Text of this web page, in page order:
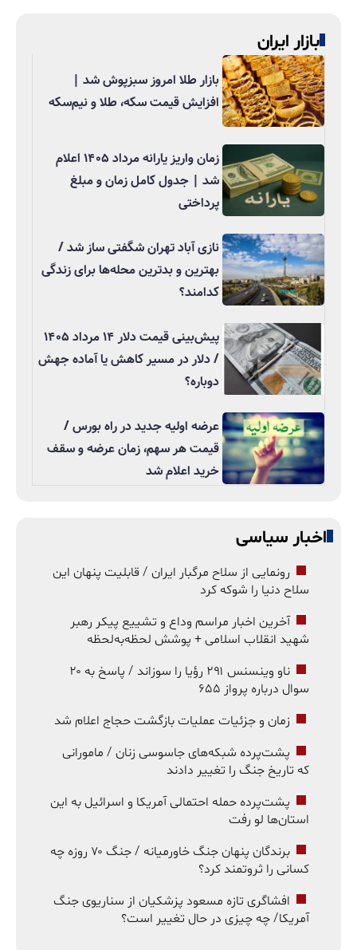
بازار ایران
بازار طلا امروز سبزپوش شد |
افزایش قیمت سکه، طلا و نیم‌سکه
زمان واریز یارانه مرداد ۱۴۰۵ اعلام
شد | جدول کامل زمان و مبلغ
پرداختی
نازی آباد تهران شگفتی ساز شد /
بهترین و بدترین محله‌ها برای زندگی
کدامند؟
پیش‌بینی قیمت دلار ۱۴ مرداد ۱۴۰۵
/ دلار در مسیر کاهش یا آماده جهش
دوباره؟
عرضه اولیه جدید در راه بورس /
قیمت هر سهم، زمان عرضه و سقف
خرید اعلام شد
اخبار سیاسی
رونمایی از سلاح مرگبار ایران / قابلیت پنهان این
سلاح دنیا را شوکه کرد
آخرین اخبار مراسم وداع و تشییع پیکر رهبر
شهید انقلاب اسلامی + پوشش لحظه‌به‌لحظه
ناو وینسنس ۲۹۱ رؤیا را سوزاند / پاسخ به ۲۰
سوال درباره پرواز ۶۵۵
زمان و جزئیات عملیات بازگشت حجاج اعلام شد
پشت‌پرده شبکه‌های جاسوسی زنان / مامورانی
که تاریخ جنگ را تغییر دادند
پشت‌پرده حمله احتمالی آمریکا و اسرائیل به این
استان‌ها لو رفت
برندگان پنهان جنگ خاورمیانه / جنگ ۷۰ روزه چه
کسانی را ثروتمند کرد؟
افشاگری تازه مسعود پزشکیان از سناریوی جنگ
آمریکا/ چه چیزی در حال تغییر است؟